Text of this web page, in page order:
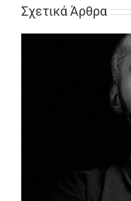
Σχετικά Άρθρα
Ο Στέφανος